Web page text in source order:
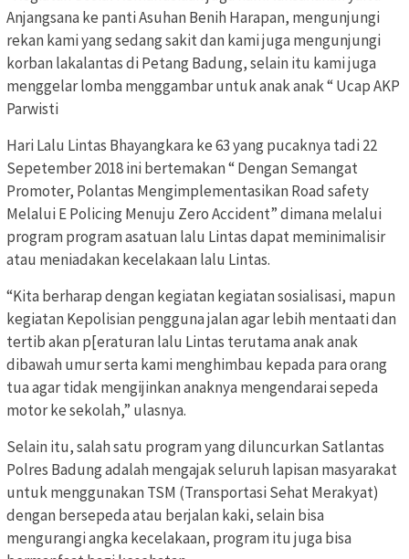
Anjangsana ke panti Asuhan Benih Harapan, mengunjungi
rekan kami yang sedang sakit dan kami juga mengunjungi
korban lakalantas di Petang Badung, selain itu kami juga
menggelar lomba menggambar untuk anak anak “ Ucap AKP
Parwisti
Hari Lalu Lintas Bhayangkara ke 63 yang pucaknya tadi 22
Sepetember 2018 ini bertemakan “ Dengan Semangat
Promoter, Polantas Mengimplementasikan Road safety
Melalui E Policing Menuju Zero Accident” dimana melalui
program program asatuan lalu Lintas dapat meminimalisir
atau meniadakan kecelakaan lalu Lintas.
“Kita berharap dengan kegiatan kegiatan sosialisasi, mapun
kegiatan Kepolisian pengguna jalan agar lebih mentaati dan
tertib akan p[eraturan lalu Lintas terutama anak anak
dibawah umur serta kami menghimbau kepada para orang
tua agar tidak mengijinkan anaknya mengendarai sepeda
motor ke sekolah,” ulasnya.
Selain itu, salah satu program yang diluncurkan Satlantas
Polres Badung adalah mengajak seluruh lapisan masyarakat
untuk menggunakan TSM (Transportasi Sehat Merakyat)
dengan bersepeda atau berjalan kaki, selain bisa
mengurangi angka kecelakaan, program itu juga bisa